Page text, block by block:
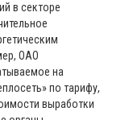
в секторе
ОАО
на
по тарифу,
выработки